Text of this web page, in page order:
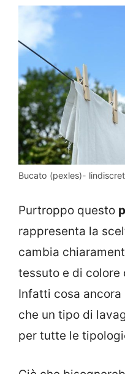
Bucato (pexles)-
Purtroppo questo
rappresenta la
cambia
tessuto e di colore
Infatti cosa
che un tipo di
per tutte le